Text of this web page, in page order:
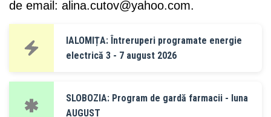
de email: alina.cutov@yahoo.com.
IALOMIȚA: Întreruperi programate energie
electrică 3 - 7 august 2026
SLOBOZIA: Program de gardă farmacii - luna
AUGUST